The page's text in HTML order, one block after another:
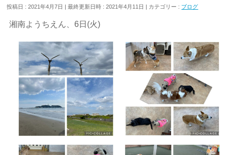
投稿日 : 2021年4月7日 最終更新日時 : 2021年4月11日 カテゴリー : ブログ
湘南ようちえん、6日(火)